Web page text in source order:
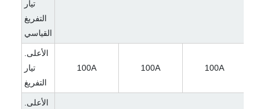
تيار
التفريغ
القياسي
الأعلى.
تيار
التفريغ
100A 100A 100A
الأعلى.